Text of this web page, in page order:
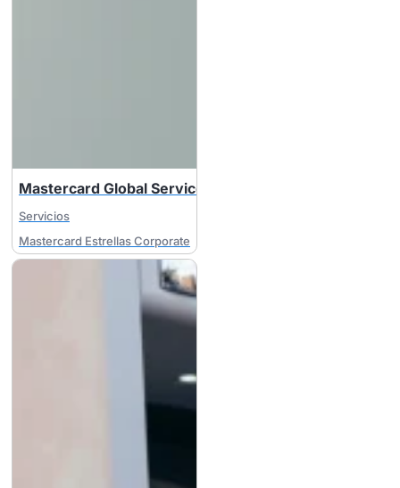
Mastercard Global Services
Servicios
Mastercard Estrellas Corporate